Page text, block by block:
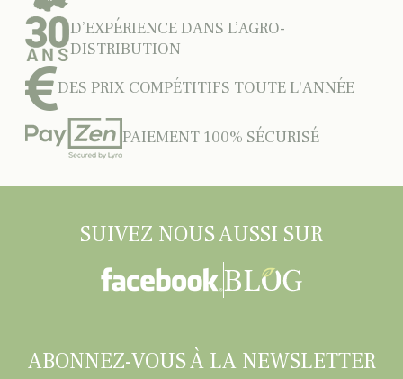
D’EXPÉRIENCE DANS L’AGRO-
DISTRIBUTION
DES PRIX COMPÉTITIFS TOUTE L'ANNÉE
PAIEMENT 100% SÉCURISÉ
SUIVEZ NOUS AUSSI SUR
ABONNEZ-VOUS À LA NEWSLETTER